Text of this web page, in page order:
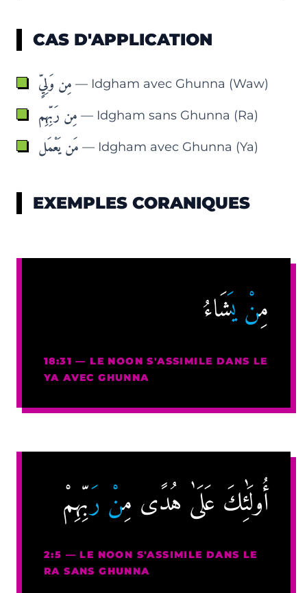
CAS D'APPLICATION
مِن وَلِيٍّ — Idgham avec Ghunna (Waw)
مِن رَبِّهِم — Idgham sans Ghunna (Ra)
مَن يَعْمَل — Idgham avec Ghunna (Ya)
EXEMPLES CORANIQUES
مِنْ يَشَاءُ
18:31 — LE NOON S'ASSIMILE DANS LE
YA AVEC GHUNNA
أُولَٰئِكَ عَلَىٰ هُدًى مِنْ رَبِّهِمْ
2:5 — LE NOON S'ASSIMILE DANS LE
RA SANS GHUNNA